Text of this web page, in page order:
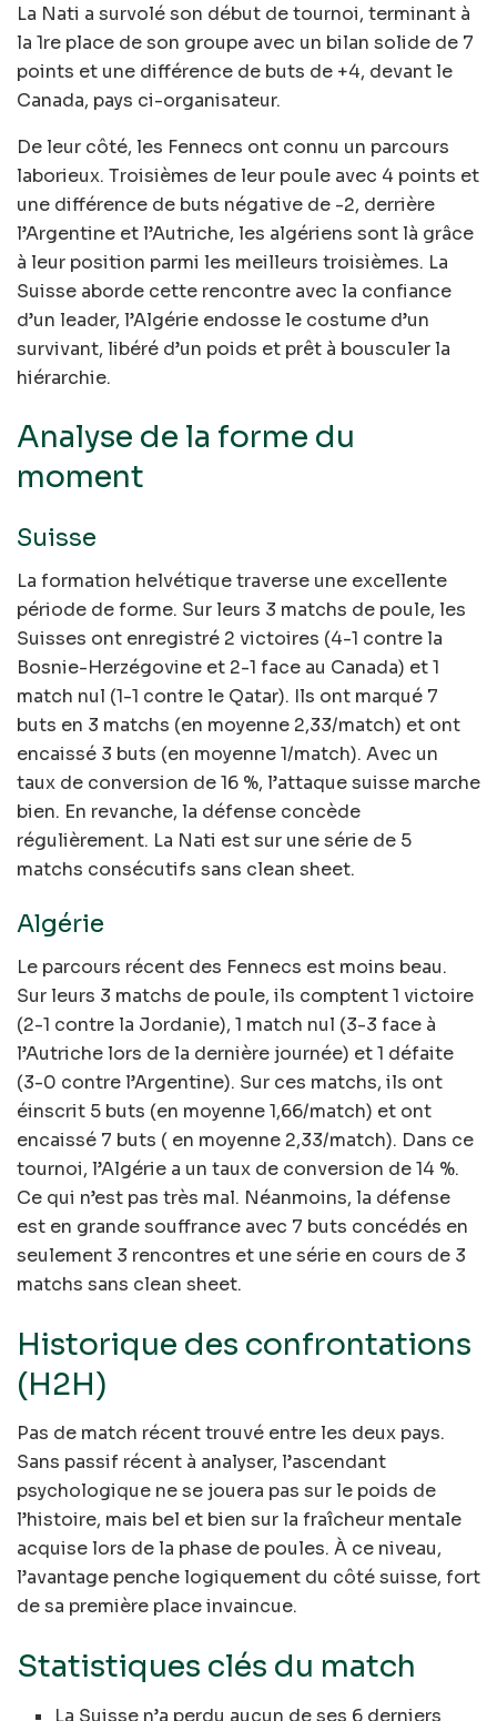
La Nati a survolé son début de tournoi, terminant à
la 1re place de son groupe avec un bilan solide de 7
points et une différence de buts de +4, devant le
Canada, pays ci-organisateur.
De leur côté, les Fennecs ont connu un parcours
laborieux. Troisièmes de leur poule avec 4 points et
une différence de buts négative de -2, derrière
l’Argentine et l’Autriche, les algériens sont là grâce
à leur position parmi les meilleurs troisièmes. La
Suisse aborde cette rencontre avec la confiance
d’un leader, l’Algérie endosse le costume d’un
survivant, libéré d’un poids et prêt à bousculer la
hiérarchie.
Analyse de la forme du
moment
Suisse
La formation helvétique traverse une excellente
période de forme. Sur leurs 3 matchs de poule, les
Suisses ont enregistré 2 victoires (4-1 contre la
Bosnie-Herzégovine et 2-1 face au Canada) et 1
match nul (1-1 contre le Qatar). Ils ont marqué 7
buts en 3 matchs (en moyenne 2,33/match) et ont
encaissé 3 buts (en moyenne 1/match). Avec un
taux de conversion de 16 %, l’attaque suisse marche
bien. En revanche, la défense concède
régulièrement. La Nati est sur une série de 5
matchs consécutifs sans clean sheet.
Algérie
Le parcours récent des Fennecs est moins beau.
Sur leurs 3 matchs de poule, ils comptent 1 victoire
(2-1 contre la Jordanie), 1 match nul (3-3 face à
l’Autriche lors de la dernière journée) et 1 défaite
(3-0 contre l’Argentine). Sur ces matchs, ils ont
éinscrit 5 buts (en moyenne 1,66/match) et ont
encaissé 7 buts ( en moyenne 2,33/match). Dans ce
tournoi, l’Algérie a un taux de conversion de 14 %.
Ce qui n’est pas très mal. Néanmoins, la défense
est en grande souffrance avec 7 buts concédés en
seulement 3 rencontres et une série en cours de 3
matchs sans clean sheet.
Historique des confrontations
(H2H)
Pas de match récent trouvé entre les deux pays.
Sans passif récent à analyser, l’ascendant
psychologique ne se jouera pas sur le poids de
l’histoire, mais bel et bien sur la fraîcheur mentale
acquise lors de la phase de poules. À ce niveau,
l’avantage penche logiquement du côté suisse, fort
de sa première place invaincue.
Statistiques clés du match
La Suisse n’a perdu aucun de ses 6 derniers